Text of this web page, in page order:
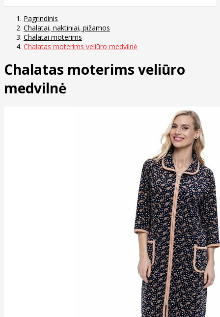
Pagrindinis
Chalatai, naktiniai, pižamos
Chalatai moterims
Chalatas moterims veliūro medvilnė
Chalatas moterims veliūro
medvilnė